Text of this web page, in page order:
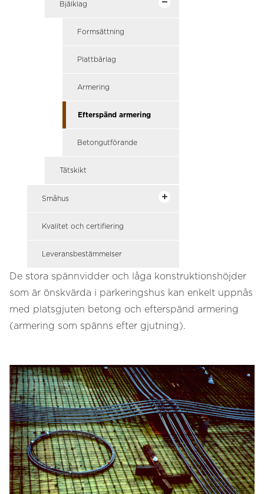
Bjälklag
Formsättning
Plattbärlag
Armering
Efterspänd armering
Betongutförande
Tätskikt
Småhus
Kvalitet och certifiering
Leveransbestämmelser
De stora spännvidder och låga konstruktionshöjder
som är önskvärda i parkeringshus kan enkelt uppnås
med platsgjuten betong och efterspänd armering
(armering som spänns efter gjutning).